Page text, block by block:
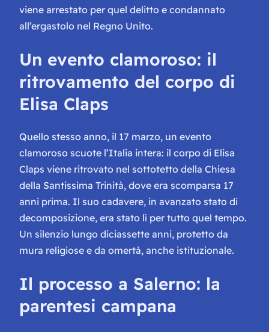
viene arrestato per quel delitto e condannato
all’ergastolo nel Regno Unito.
Un evento clamoroso: il
ritrovamento del corpo di
Elisa Claps
Quello stesso anno, il 17 marzo, un evento
clamoroso scuote l’Italia intera: il corpo di Elisa
Claps viene ritrovato nel sottotetto della Chiesa
della Santissima Trinità, dove era scomparsa 17
anni prima. Il suo cadavere, in avanzato stato di
decomposizione, era stato lì per tutto quel tempo.
Un silenzio lungo diciassette anni, protetto da
mura religiose e da omertà, anche istituzionale.
Il processo a Salerno: la
parentesi campana